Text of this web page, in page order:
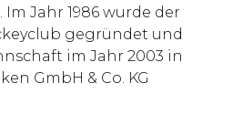
Jahr 1986 wurde der
gegründet und
im Jahr 2003 in
GmbH & Co. KG